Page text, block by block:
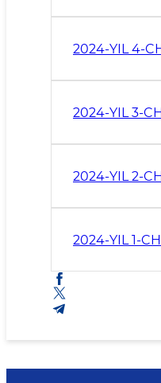
2024-YIL 4-
2024-YIL 3-
2024-YIL 2-
2024-YIL 1-